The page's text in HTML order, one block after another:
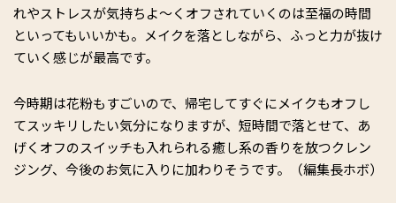
れやストレスが気持ちよ～くオフされていくのは至福の時間
といってもいいかも。メイクを落としながら、ふっと力が抜け
ていく感じが最高です。
今時期は花粉もすごいので、帰宅してすぐにメイクもオフし
てスッキリしたい気分になりますが、短時間で落とせて、あ
げくオフのスイッチも入れられる癒し系の香りを放つクレン
ジング、今後のお気に入りに加わりそうです。（編集長ホボ）